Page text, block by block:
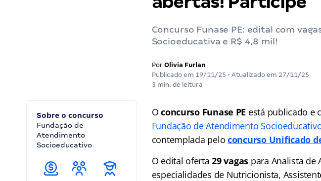
Concurso Funase PE: edital com
Socioeducativa e R$ 4,8 mil!
Por Olivia Furlan
Publicado em 19/11/25 • Atualizado em 27/11/25
3 min. de leitura
Sobre o concurso
Fundação de
Atendimento
Socioeducativo
Oconcurso Funase PE está publicado e
Fundação de Atendimento
contemplada peloconcurso Unificado
O edital oferta 29 vagas para Analista de
especialidades de Nutricionista,